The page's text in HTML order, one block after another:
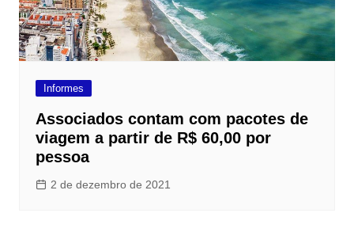
Informes
Associados contam com pacotes de
viagem a partir de R$ 60,00 por
pessoa
2 de dezembro de 2021